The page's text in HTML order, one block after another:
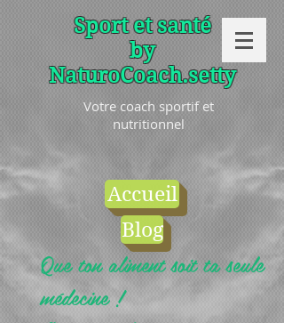
Sport et santé
by
NaturoCoach.setty
Votre coach sportif et
nutritionnel
Accueil
Blog
Que ton aliment soit ta seule
médecine !